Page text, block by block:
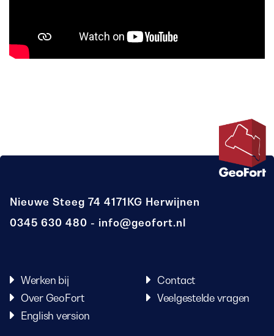
Nieuwe Steeg 74 4171KG Herwijnen
0345 630 480
info@geofort.nl
Werken bij
Over GeoFort
English version
Contact
Veelgestelde vragen